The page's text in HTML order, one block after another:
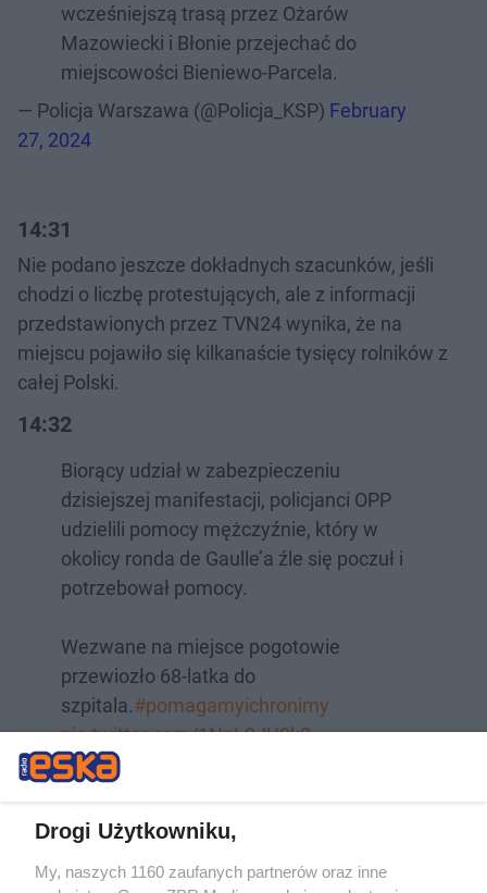
wcześniejszą trasą przez Ożarów
Mazowiecki i Błonie przejechać do
miejscowości Bieniewo-Parcela.
— Policja Warszawa (@Policja_KSP) February
27, 2024
14:31
Nie podano jeszcze dokładnych szacunków, jeśli
chodzi o liczbę protestujących, ale z informacji
przedstawionych przez TVN24 wynika, że na
miejscu pojawiło się kilkanaście tysięcy rolników z
całej Polski.
14:32
Biorący udział w zabezpieczeniu
dzisiejszej manifestacji, policjanci OPP
udzielili pomocy mężczyźnie, który w
okolicy ronda de Gaulle’a źle się poczuł i
potrzebował pomocy.
Wezwane na miejsce pogotowie
przewiozło 68-latka do
szpitala.#pomagamyichronimy
pic.twitter.com/1NnL8JU0k8
— Policja Warszawa (@Policja_KSP)
Drogi Użytkowniku,
My, naszych 1160 zaufanych partnerów oraz inne